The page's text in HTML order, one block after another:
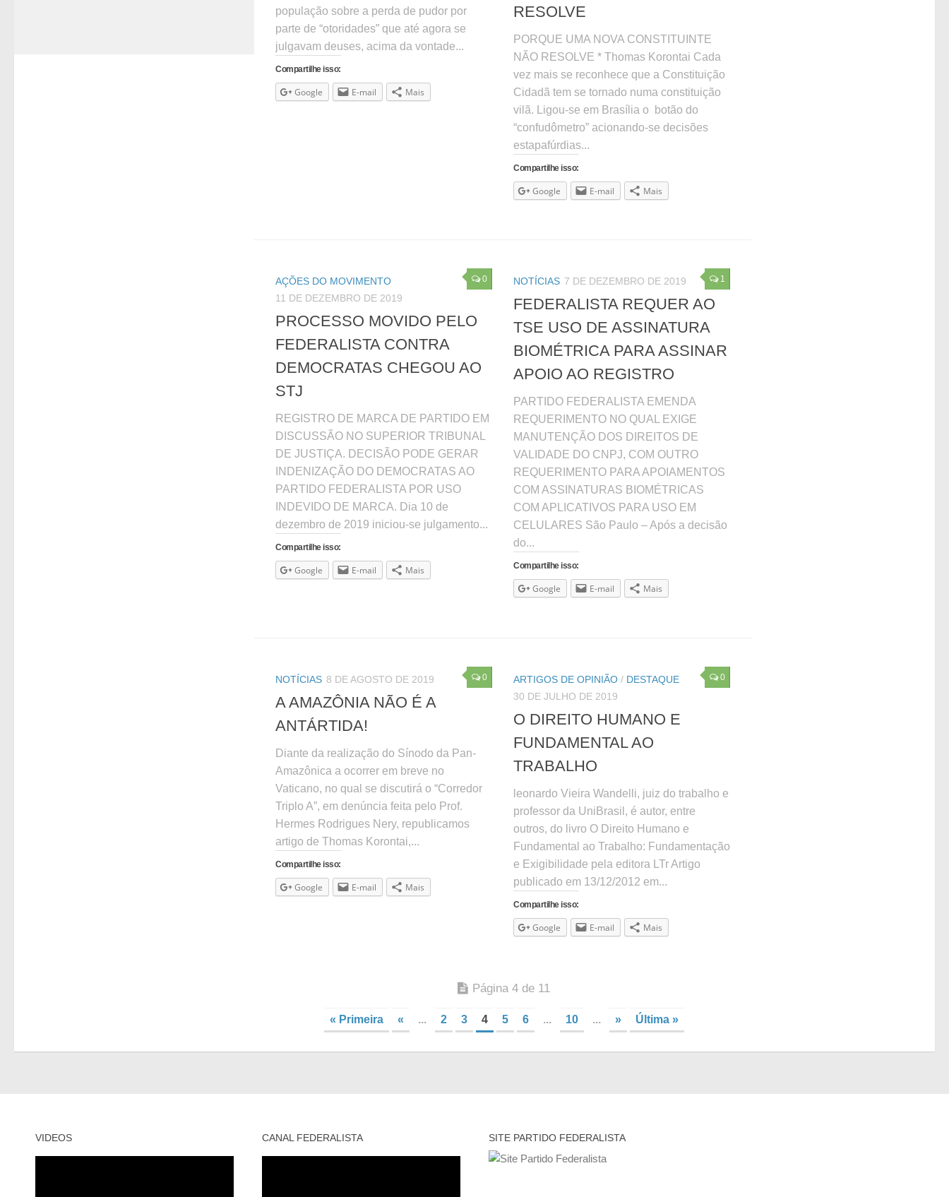
população sobre a perda de pudor por
parte de “otoridades” que até agora se
julgavam deuses, acima da vontade...
Compartilhe isso:
Google E-mail Mais
RESOLVE
PORQUE UMA NOVA CONSTITUINTE
NÃO RESOLVE * Thomas Korontai Cada
vez mais se reconhece que a Constituição
Cidadã tem se tornado numa constituição
vilã. Ligou-se em Brasília o botão do
“confudômetro” acionando-se decisões
estapafúrdias...
Compartilhe isso:
Google E-mail Mais
0
AÇÕES DO MOVIMENTO
11 DE DEZEMBRO DE 2019
PROCESSO MOVIDO PELO
FEDERALISTA CONTRA
DEMOCRATAS CHEGOU AO
STJ
REGISTRO DE MARCA DE PARTIDO EM
DISCUSSÃO NO SUPERIOR TRIBUNAL
DE JUSTIÇA. DECISÃO PODE GERAR
INDENIZAÇÃO DO DEMOCRATAS AO
PARTIDO FEDERALISTA POR USO
INDEVIDO DE MARCA. Dia 10 de
dezembro de 2019 iniciou-se julgamento...
Compartilhe isso:
Google E-mail Mais
1
NOTÍCIAS 7 DE DEZEMBRO DE 2019
FEDERALISTA REQUER AO
TSE USO DE ASSINATURA
BIOMÉTRICA PARA ASSINAR
APOIO AO REGISTRO
PARTIDO FEDERALISTA EMENDA
REQUERIMENTO NO QUAL EXIGE
MANUTENÇÃO DOS DIREITOS DE
VALIDADE DO CNPJ, COM OUTRO
REQUERIMENTO PARA APOIAMENTOS
COM ASSINATURAS BIOMÉTRICAS
COM APLICATIVOS PARA USO EM
CELULARES São Paulo – Após a decisão
do...
Compartilhe isso:
Google E-mail Mais
0
NOTÍCIAS 8 DE AGOSTO DE 2019
A AMAZÔNIA NÃO É A
ANTÁRTIDA!
Diante da realização do Sínodo da Pan-
Amazônica a ocorrer em breve no
Vaticano, no qual se discutirá o “Corredor
Triplo A”, em denúncia feita pelo Prof.
Hermes Rodrigues Nery, republicamos
artigo de Thomas Korontai,...
Compartilhe isso:
Google E-mail Mais
0
ARTIGOS DE OPINIÃO / DESTAQUE
30 DE JULHO DE 2019
O DIREITO HUMANO E
FUNDAMENTAL AO
TRABALHO
leonardo Vieira Wandelli, juiz do trabalho e
professor da UniBrasil, é autor, entre
outros, do livro O Direito Humano e
Fundamental ao Trabalho: Fundamentação
e Exigibilidade pela editora LTr Artigo
publicado em 13/12/2012 em...
Compartilhe isso:
Google E-mail Mais
Página 4 de 11
« Primeira « ... 2 3 4 5 6 ... 10 ... » Última »
VIDEOS CANAL FEDERALISTA SITE PARTIDO FEDERALISTA